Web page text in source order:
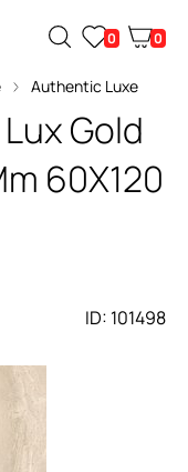
0 0
Authentic Luxe
Gold
60X120
ID: 101498